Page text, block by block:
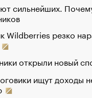
сильнейших.
Wildberries резко
открыли новый
ищут доходы